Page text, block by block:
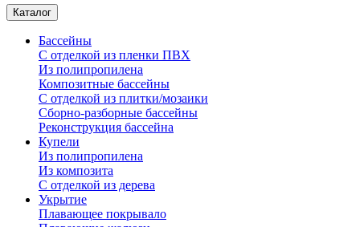
Каталог
Бассейны
С отделкой из пленки ПВХ
Из полипропилена
Композитные бассейны
С отделкой из плитки/мозаики
Сборно-разборные бассейны
Реконструкция бассейна
Купели
Из полипропилена
Из композита
С отделкой из дерева
Укрытие
Плавающее покрывало